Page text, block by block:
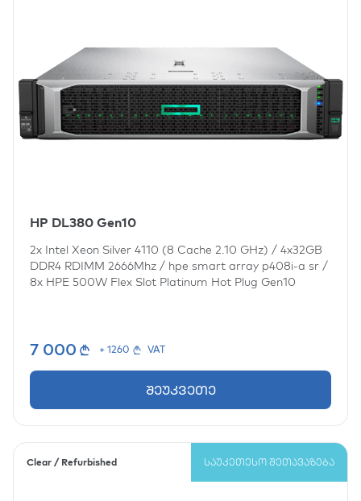
HP DL380 Gen10
2x Intel Xeon Silver 4110 (8 Cache 2.10 GHz) / 4x32GB
DDR4 RDIMM 2666Mhz / hpe smart array p408i-a sr /
8x HPE 500W Flex Slot Platinum Hot Plug Gen10
7 000 + 1260 VAT
შეუკვეთე
Clear / Refurbished ᲡᲐᲣᲙᲔᲗᲔᲡᲝ ᲨᲔᲗᲐᲕᲐᲖᲔᲑᲐ